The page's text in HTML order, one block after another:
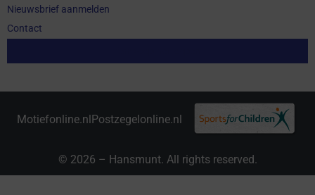
Nieuwsbrief aanmelden
Contact
Motiefonline.nlPostzegelonline.nl
© 2026 – Hansmunt. All rights reserved.